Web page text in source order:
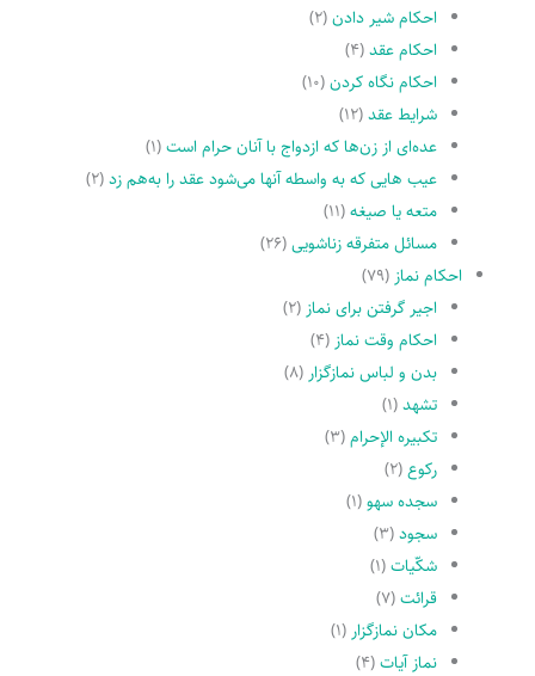
احکام شیر دادن(۲)
احکام عقد(۴)
احکام نگاه کردن(۱۰)
شرایط عقد(۱۲)
عده‌اى از زن‌ها که ازدواج با آنان حرام است(۱)
عیب هایى که به واسطه آنها مى‌شود عقد را به‌هم زد(۲)
متعه یا صیغه(۱۱)
مسائل متفرقه زناشویى(۲۶)
احکام نماز (۷۹)
اجیر گرفتن براى نماز (۲)
احکام وقت نماز (۴)
بدن و لباس نمازگزار (۸)
تشهد(۱)
تکبیره الإحرام(۳)
رکوع(۲)
سجده سهو(۱)
سجود(۳)
شکّیات(۱)
قرائت(۷)
مکان نمازگزار (۱)
نماز آیات(۴)